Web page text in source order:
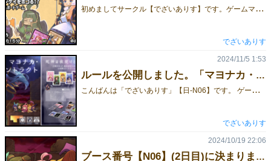
初
めましてサークル【でざいありす】です。ゲームマーケット2025秋１日目（土）への出展が無事決定いたしました。（試遊あり）当日は新作のゲーム「泣けベンケイ（仮）」と旧作を持っていく予定です。新作「泣けベンケイ（仮）」現在誠意製作中です。よろしくお願いいたします。
でざいありす
ルールを公開しました。「マヨナカ・コントラクト」【日-N06】
こ
んばんは「でざいありす」【日-N06】です。 ゲームマーケット2024秋でお出しする商品の基本ルールと内容物の写真をゲームのページに掲載いたしました。 https://gamemarket.jp/game/184323 【マヨナカ・コントラクト】2000円 2-4人＆3-6人：約15分：10歳以上
2024/11/5 1:53
でざいありす
ブース番号【N06】(2日目)に決まりました。
2024/10/19 22:06